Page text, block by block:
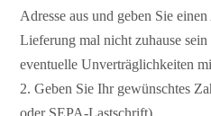
Adresse aus und geben Sie
Lieferung mal nicht zuhause
eventuelle Unverträglichkeiten
Geben Sie Ihr gewünschtes
oder SEPA-Lastschrift).